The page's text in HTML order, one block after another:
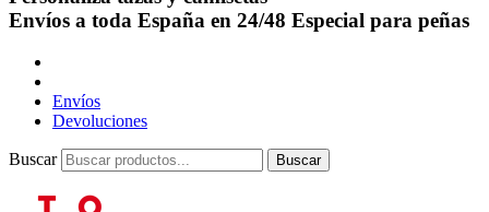
Envíos a toda España en 24/48 Especial para peñas
Envíos
Devoluciones
Buscar Buscar